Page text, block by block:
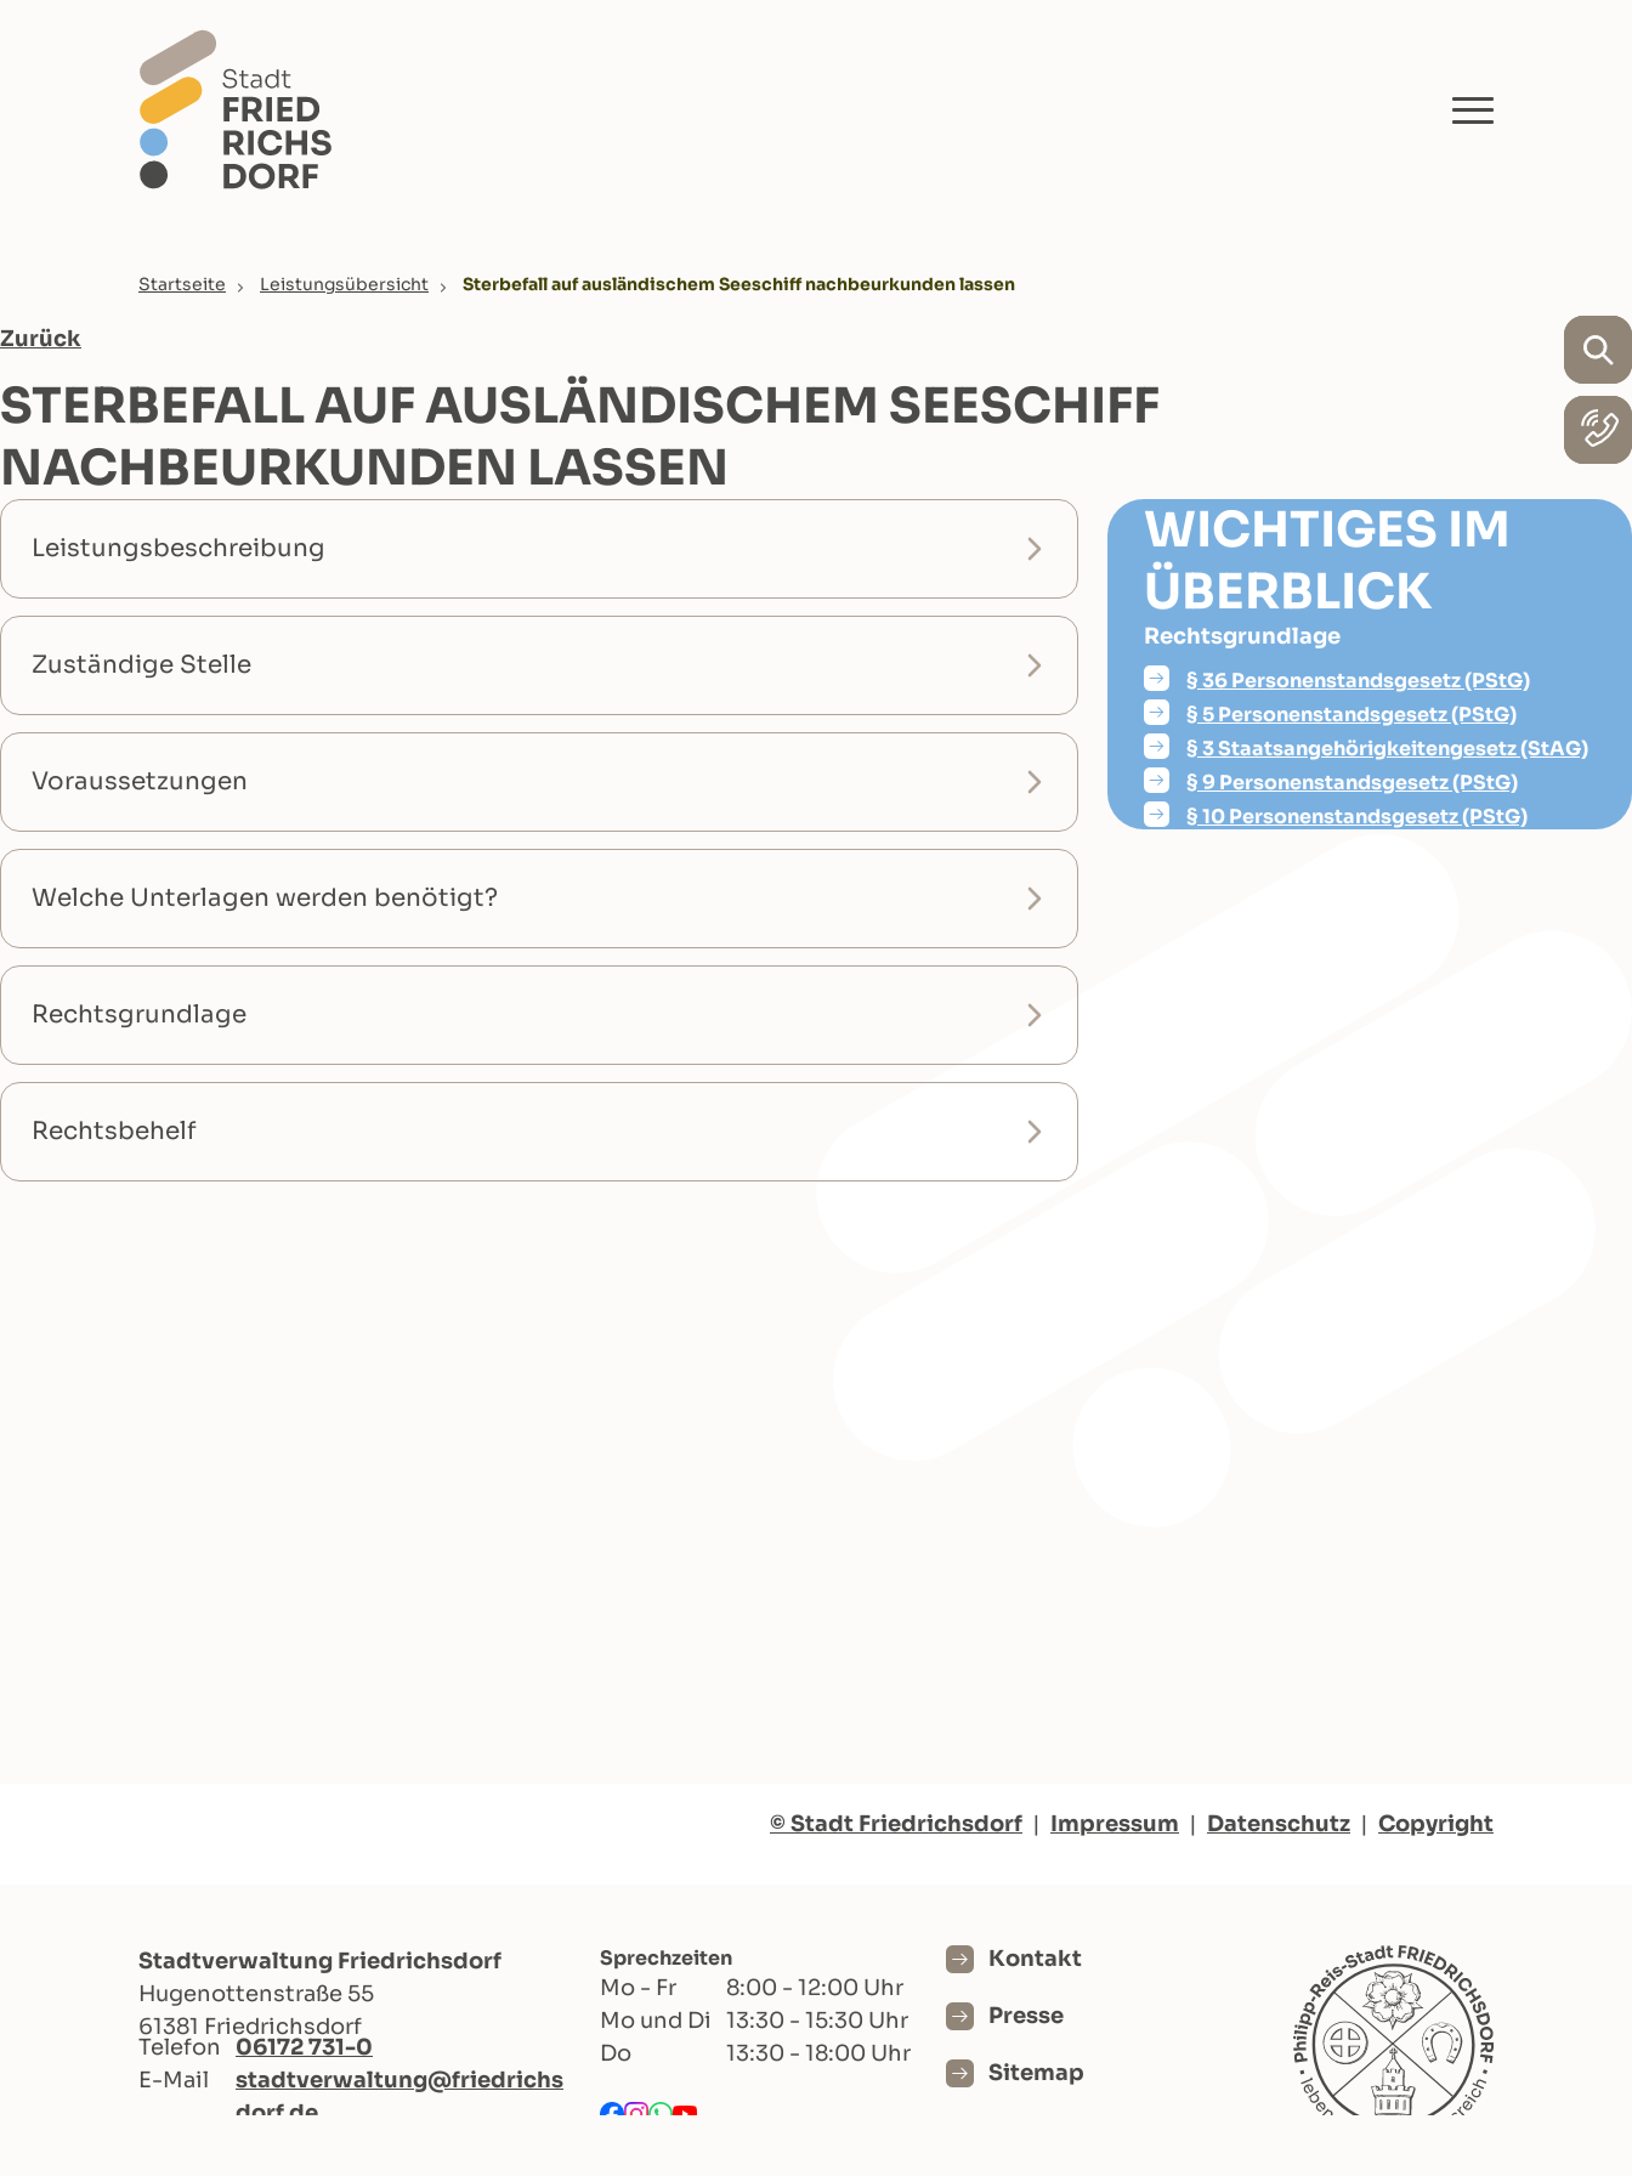
You are here:
Startseite Leistungsübersicht Sterbefall auf ausländischem Seeschiff nachbeurkunden lassen
Zurück
STERBEFALL AUF AUSLÄNDISCHEM SEESCHIFF
NACHBEURKUNDEN LASSEN
Leistungsbeschreibung
Zuständige Stelle
Voraussetzungen
Welche Unterlagen werden benötigt?
Rechtsgrundlage
Rechtsbehelf
WICHTIGES IM
ÜBERBLICK
Rechtsgrundlage
§ 36 Personenstandsgesetz (PStG)
§ 5 Personenstandsgesetz (PStG)
§ 3 Staatsangehörigkeitengesetz (StAG)
§ 9 Personenstandsgesetz (PStG)
§ 10 Personenstandsgesetz (PStG)
© Stadt Friedrichsdorf | Impressum | Datenschutz | Copyright
Stadtverwaltung Friedrichsdorf
Hugenottenstraße 55
61381 Friedrichsdorf
Telefon
06172 731-0
E-Mail
stadtverwaltung@friedrichs
dorf.de
Sprechzeiten
Mo - Fr
8:00 - 12:00 Uhr
Mo und Di
13:30 - 15:30 Uhr
Do
13:30 - 18:00 Uhr
Kontakt
Presse
Sitemap